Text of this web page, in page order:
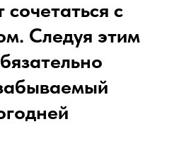
сочетаться с
Следуя этим